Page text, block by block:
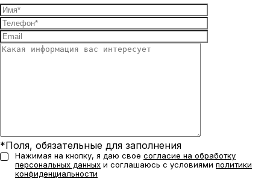
*Поля, обязательные для заполнения
Нажимая на кнопку, я даю свое согласие на обработку
персональных данных и соглашаюсь с условиями политики
конфиденциальности